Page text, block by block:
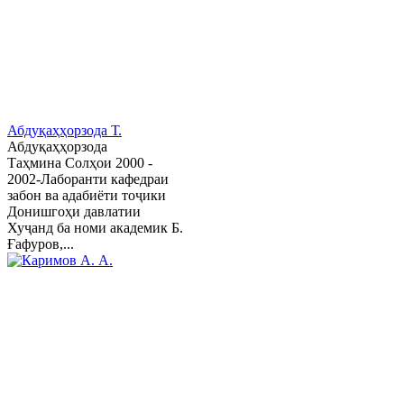
Абдуқаҳҳорзода Т.
Абдуқаҳҳорзода
Таҳмина Солҳои 2000 -
2002-Лаборанти кафедраи
забон ва адабиёти тоҷики
Донишгоҳи давлатии
Хуҷанд ба номи академик Б.
Ғафуров,...